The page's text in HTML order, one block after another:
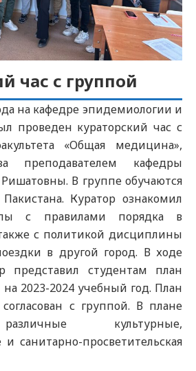
час с группой
на кафедре эпидемиологии и
проведен кураторский час с
«Общая медицина»,
преподавателем кафедры
В группе обучаются
Куратор ознакомил
с правилами порядка в
с политикой дисциплины
в другой город. В ходе
представил студентам план
2023-2024 учебный год. План
с группой. В плане
культурные,
санитарно-просветительская